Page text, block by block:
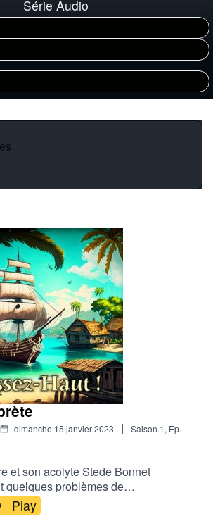
Série Audio
dimanche 15 janvier 2023 | Saison 1, Ep.
et son acolyte Stede Bonnet
quelques problèmes de
à l'issue de l'abordage d'un
Play